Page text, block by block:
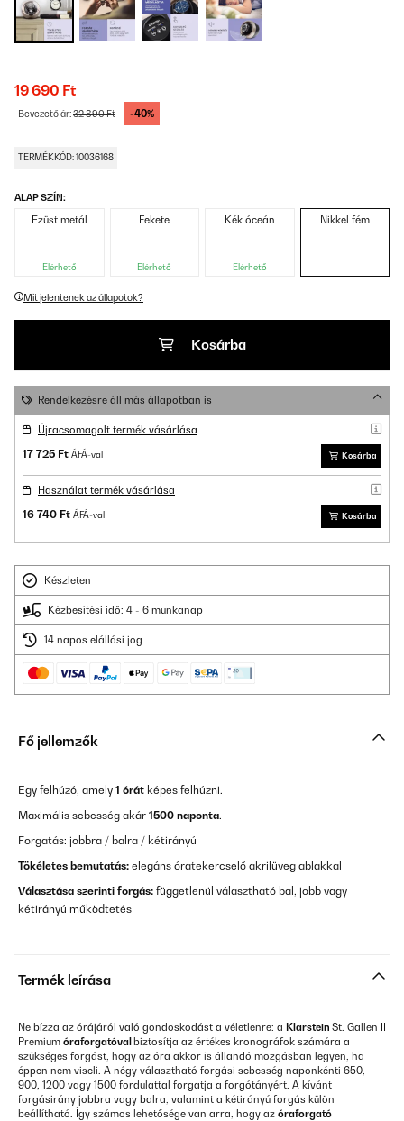
19 690 Ft
Bevezető ár:32 890 Ft -40%
TERMÉKKÓD: 10036168
ALAP SZÍN:
Ezüst metál
Elérhető
Fekete
Elérhető
Kék óceán
Elérhető
Nikkel fém
Mit jelentenek az állapotok?
Kosárba
Rendelkezésre áll más állapotban is
Újracsomagolt termék vásárlása
17 725 Ft ÁFÁ-val Kosárba
Használat termék vásárlása
16 740 Ft ÁFÁ-val Kosárba
Készleten
Kézbesítési idő: 4 - 6 munkanap
14 napos elállási jog
Fő jellemzők
Egy felhúzó, amely 1 órát képes felhúzni.
Maximális sebesség akár 1500 naponta.
Forgatás: jobbra / balra / kétirányú
Tökéletes bemutatás: elegáns óratekercselő akrilüveg ablakkal
Választása szerinti forgás: függetlenül választható bal, jobb vagy
kétirányú működtetés
Termék leírása
Ne bízza az órájáról való gondoskodást a véletlenre: a Klarstein St. Gallen II
Premium óraforgatóval biztosítja az értékes kronográfok számára a
szükséges forgást, hogy az óra akkor is állandó mozgásban legyen, ha
éppen nem viseli. A négy választható forgási sebesség naponkénti 650,
900, 1200 vagy 1500 fordulattal forgatja a forgótányért. A kívánt
forgásirány jobbra vagy balra, valamint a kétirányú forgás külön
beállítható. Így számos lehetősége van arra, hogy az óraforgató